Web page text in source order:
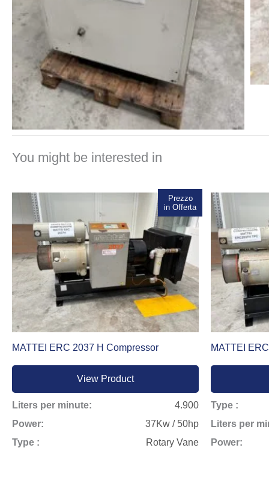
You might be interested in
Sale!
Prezzo
in Offerta
MATTEI ERC 2037 H Compressor
View Product
Liters per minute:
4.900
Power:
37Kw / 50hp
Type :
Rotary Vane
MATTEI
Type :
Liters per
Power: